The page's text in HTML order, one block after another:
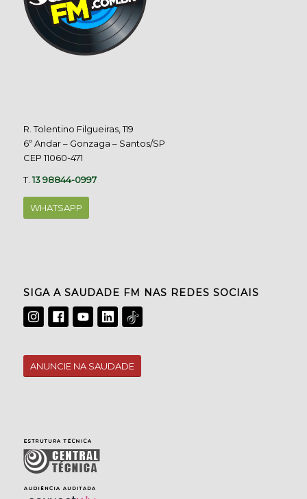
R. Tolentino Filgueiras, 119
6º Andar – Gonzaga – Santos/SP
CEP 11060-471
T.13 98844-0997
WHATSAPP
SIGA A SAUDADE FM NAS REDES SOCIAIS
ANUNCIE NA SAUDADE